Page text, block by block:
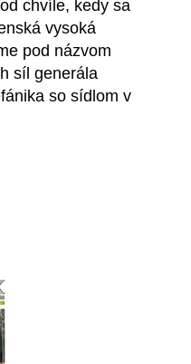
chvíle, kedy sa
vysoká
pod názvom
síl generála
so sídlom v